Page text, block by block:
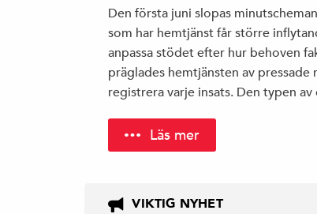
Den första juni slopas
som har hemtjänst får större
anpassa stödet efter hur behoven
präglades hemtjänsten av
registrera varje insats. Den typen
Läs mer
VIKTIG NYHET